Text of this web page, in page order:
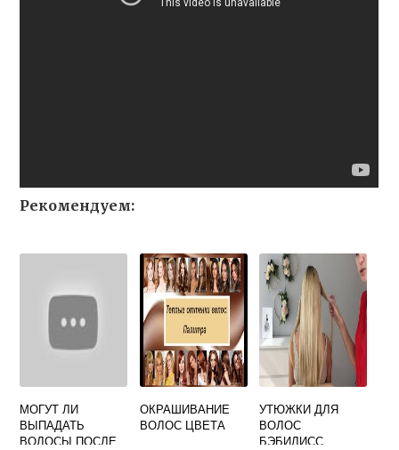
Рекомендуем:
МОГУТ ЛИ
ВЫПАДАТЬ
ВОЛОСЫ ПОСЛЕ
ОКРАШИВАНИЕ
ВОЛОС ЦВЕТА
УТЮЖКИ ДЛЯ
ВОЛОС
БЭБИЛИСС